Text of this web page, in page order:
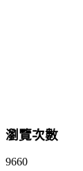
瀏覽次數
9660